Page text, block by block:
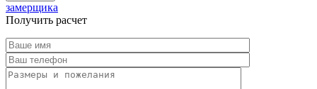
замерщика
Получить расчет